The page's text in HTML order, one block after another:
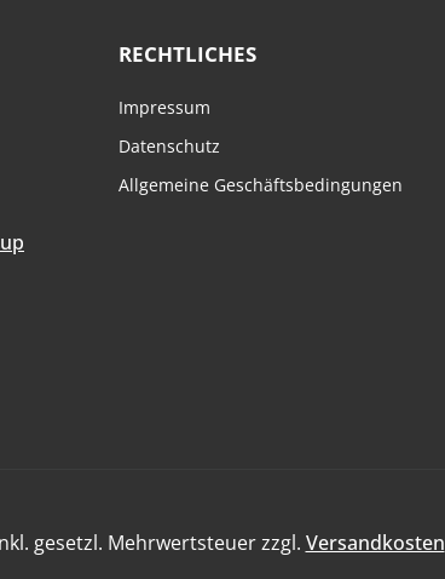
RECHTLICHES
Impressum
Datenschutz
Allgemeine Geschäftsbedingungen
gesetzl. Mehrwertsteuer zzgl. Versandkosten